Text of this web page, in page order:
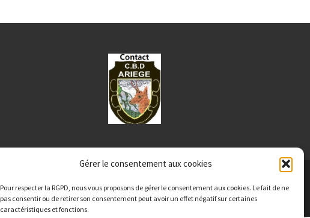
Gérer le consentement aux cookies
Pour respecter la RGPD, nous vous proposons de gérer le consentement aux cookies. Le fait de ne
pas consentir ou de retirer son consentement peut avoir un effet négatif sur certaines
caractéristiques et fonctions.